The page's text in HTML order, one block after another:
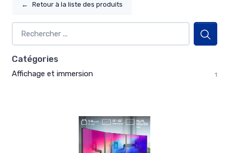
← Retour à la liste des produits
Catégories
Affichage et immersion 1